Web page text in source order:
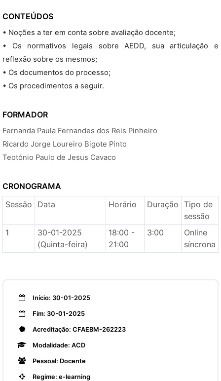
CONTEÚDOS
• Noções a ter em conta sobre avaliação docente;
• Os normativos legais sobre AEDD, sua articulação e
reflexão sobre os mesmos;
• Os documentos do processo;
• Os procedimentos a seguir.
FORMADOR
Fernanda Paula Fernandes dos Reis Pinheiro
Ricardo Jorge Loureiro Bigote Pinto
Teotónio Paulo de Jesus Cavaco
CRONOGRAMA
Sessão
Data Horário Duração Tipo de
sessão
1
30-01-2025
(Quinta-feira)
18:00 -
21:00
3:00
Online
síncrona
Início: 30-01-2025
Fim: 30-01-2025
Acreditação: CFAEBM-262223
Modalidade: ACD
Pessoal: Docente
Regime: e-learning